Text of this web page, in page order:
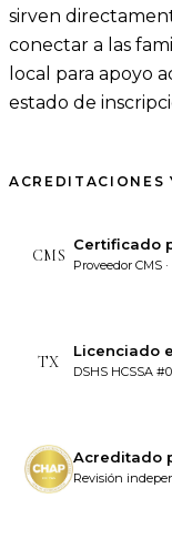
sirven
conectar a las
local para apoyo
estado de
ACREDITACIONES
CMS
Certificado
Proveedor CMS
TX
Licenciado
DSHS HCSSA
Acreditado
Revisión